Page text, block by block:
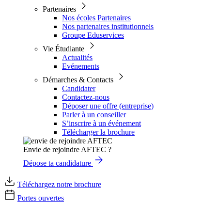
Partenaires
Nos écoles Partenaires
Nos partenaires institutionnels
Groupe Eduservices
Vie Étudiante
Actualités
Evénements
Démarches & Contacts
Candidater
Contactez-nous
Déposer une offre (entreprise)
Parler à un conseiller
S’inscrire à un événement
Télécharger la brochure
Envie de rejoindre AFTEC ?
Dépose ta candidature
Téléchargez notre brochure
Portes ouvertes